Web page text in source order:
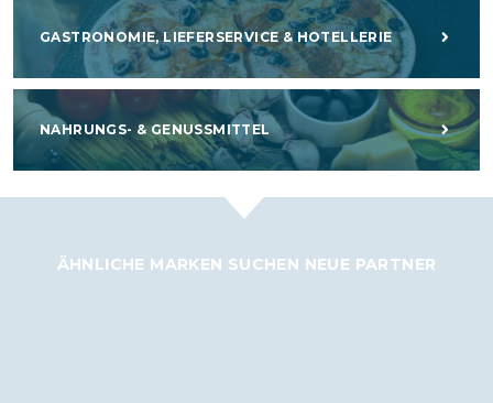
GASTRONOMIE, LIEFERSERVICE & HOTELLERIE
NAHRUNGS- & GENUSSMITTEL
ÄHNLICHE MARKEN SUCHEN NEUE PARTNER